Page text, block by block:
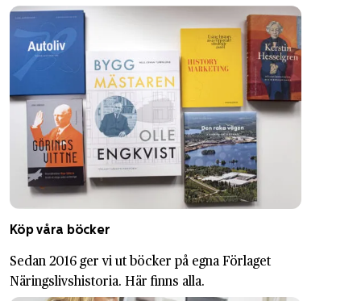
Köp våra böcker
Sedan 2016 ger vi ut böcker på egna Förlaget
Näringslivshistoria. Här finns alla.